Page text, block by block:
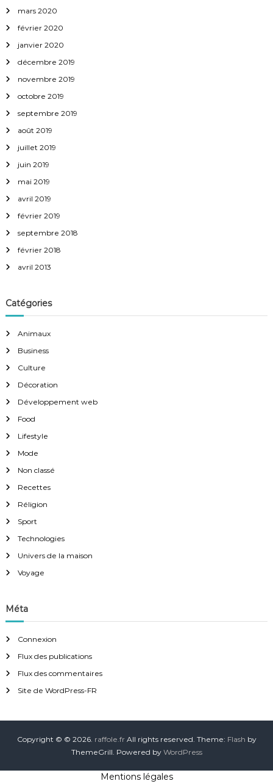
mars 2020
février 2020
janvier 2020
décembre 2019
novembre 2019
octobre 2019
septembre 2019
août 2019
juillet 2019
juin 2019
mai 2019
avril 2019
février 2019
septembre 2018
février 2018
avril 2013
Catégories
Animaux
Business
Culture
Décoration
Développement web
Food
Lifestyle
Mode
Non classé
Recettes
Réligion
Sport
Technologies
Univers de la maison
Voyage
Méta
Connexion
Flux des publications
Flux des commentaires
Site de WordPress-FR
Copyright © © 2026. raffole.frAll rights reserved. Theme: Flash by
ThemeGrill. Powered by WordPress
Mentions légales